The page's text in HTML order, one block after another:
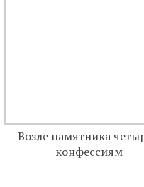
Возле памятника
конфессиям